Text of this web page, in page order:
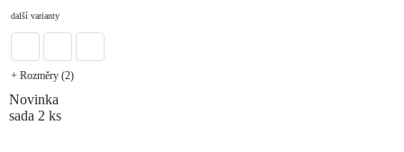
další varianty
+ Rozměry (2)
Novinka
sada 2 ks